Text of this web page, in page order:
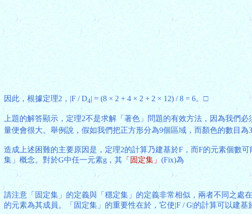
因此，根據定理2，|F / D4| = (8 × 2 + 4 × 2 + 2 × 12) / 8 = 6。□
上題的解答顯示，定理2不是求解「著色」問題的有效方法，因為我們
量便會很大。舉例說，假如我們把正方形分為9個區域，而顏色的數目為
造成上述困難的主要原因是，定理2的計算乃建基於F，而F的元素個數
集」概念。對於G中任一元素g，其「固定集」(Fix)為
請注意「固定集」的定義與「穩定集」的定義非常相似，兩者不同之處
的元素為其成員。「固定集」的重要性在於，它使|F / G|的計算可以建基